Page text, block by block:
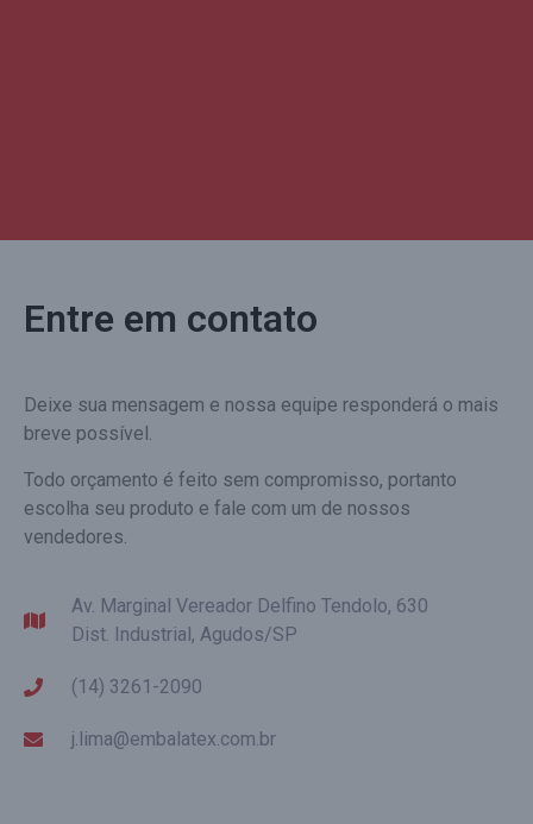
Entre em contato
Deixe sua mensagem e nossa equipe responderá o mais
breve possível.
Todo orçamento é feito sem compromisso, portanto
escolha seu produto e fale com um de nossos
vendedores.
Av. Marginal Vereador Delfino Tendolo, 630
Dist. Industrial, Agudos/SP
(14) 3261-2090
j.lima@embalatex.com.br